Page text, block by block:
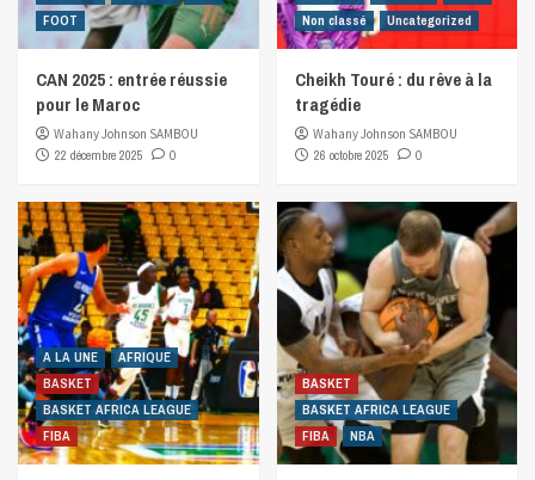
FOOT
CAN 2025 : entrée réussie
pour le Maroc
Wahany Johnson SAMBOU
22 décembre 2025
0
Non classé
Uncategorized
Cheikh Touré : du rêve à la
tragédie
Wahany Johnson SAMBOU
26 octobre 2025
0
A LA UNE
AFRIQUE
BASKET
BASKET AFRICA LEAGUE
FIBA
BASKET
BASKET AFRICA LEAGUE
FIBA
NBA